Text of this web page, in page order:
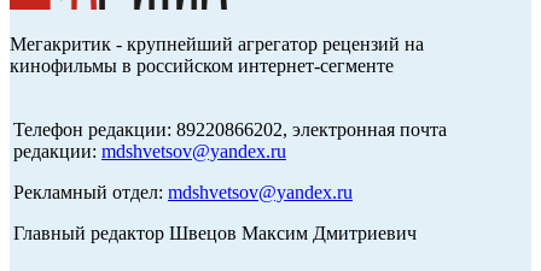
Мегакритик - крупнейший агрегатор рецензий на
кинофильмы в российском интернет-сегменте
Телефон редакции: 89220866202, электронная почта
редакции: mdshvetsov@yandex.ru
Рекламный отдел: mdshvetsov@yandex.ru
Главный редактор Швецов Максим Дмитриевич